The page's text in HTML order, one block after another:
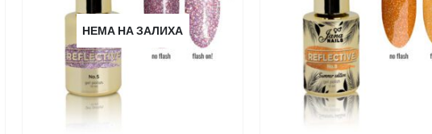
НЕМА НА ЗАЛИХА